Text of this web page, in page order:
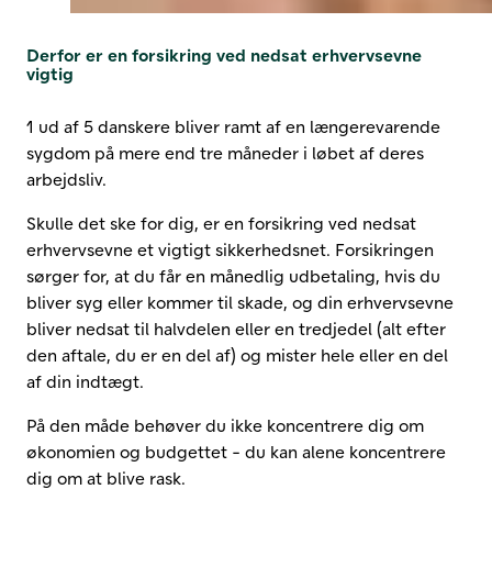
Derfor er en forsikring ved nedsat erhvervsevne
vigtig
1 ud af 5 danskere bliver ramt af en længerevarende
sygdom på mere end tre måneder i løbet af deres
arbejdsliv.
Skulle det ske for dig, er en forsikring ved nedsat
erhvervsevne et vigtigt sikkerhedsnet. Forsikringen
sørger for, at du får en månedlig udbetaling, hvis du
bliver syg eller kommer til skade, og din erhvervsevne
bliver nedsat til halvdelen eller en tredjedel (alt efter
den aftale, du er en del af) og mister hele eller en del
af din indtægt.
På den måde behøver du ikke koncentrere dig om
økonomien og budgettet - du kan alene koncentrere
dig om at blive rask.